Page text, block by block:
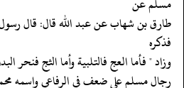
‏‏‏‏طارق بن شهاب عن عبد الله قال: قال رسول
فذكره
‏‏‏‏وزاد " فأما العج فالتلبية وأما الثج فنحر
‏‏‏‏رجال مسلم على ضعف في الرفاعي واسمه